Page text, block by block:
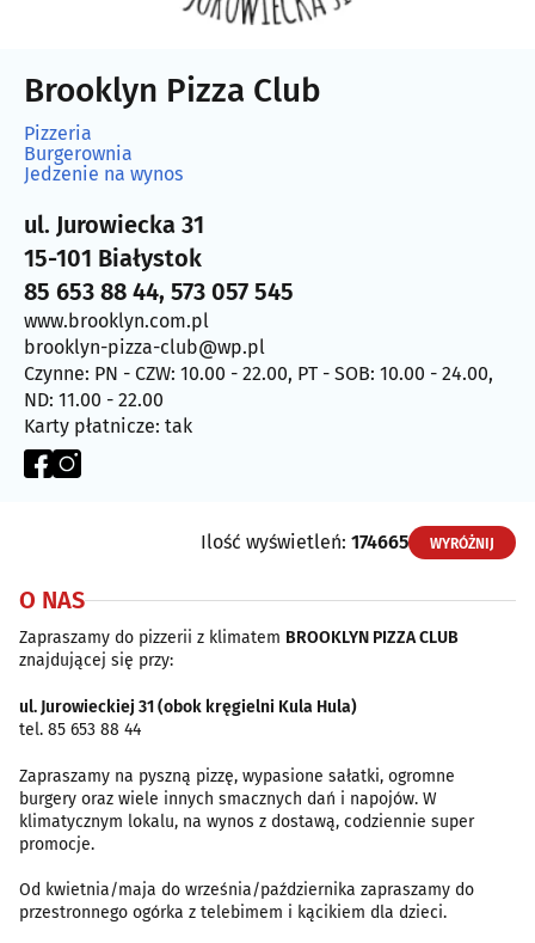
Brooklyn Pizza Club
Pizzeria
Burgerownia
Jedzenie na wynos
ul. Jurowiecka 31
15-101 Białystok
85 653 88 44, 573 057 545
www.brooklyn.com.pl
brooklyn-pizza-club@wp.pl
Czynne: PN - CZW: 10.00 - 22.00, PT - SOB: 10.00 - 24.00,
ND: 11.00 - 22.00
Karty płatnicze: tak
Ilość wyświetleń: 174665 WYRÓŻNIJ
O NAS
Zapraszamy do pizzerii z klimatem BROOKLYN PIZZA CLUB
znajdującej się przy:
ul. Jurowieckiej 31 (obok kręgielni Kula Hula)
tel. 85 653 88 44
Zapraszamy na pyszną pizzę, wypasione sałatki, ogromne
burgery oraz wiele innych smacznych dań i napojów. W
klimatycznym lokalu, na wynos z dostawą, codziennie super
promocje.
Od kwietnia/maja do września/października zapraszamy do
przestronnego ogórka z telebimem i kącikiem dla dzieci.